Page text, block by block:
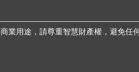
業用途，請尊重智慧財產權，避免任